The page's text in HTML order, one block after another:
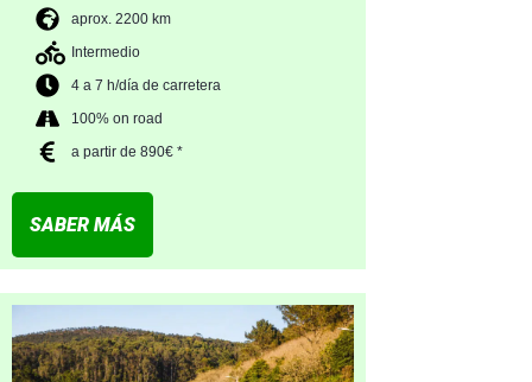
aprox. 2200 km
Intermedio
4 a 7 h/día de carretera
100% on road
a partir de 890€ *
SABER MÁS